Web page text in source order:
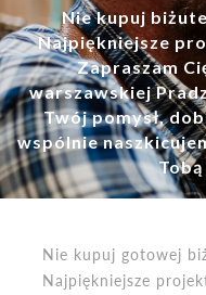
Nie kupuj
Najpiękniejsze
Zapraszam
warszawskiej
Twój pomysł,
wspólnie
Nie kupuj gotowej
Najpiękniejsze